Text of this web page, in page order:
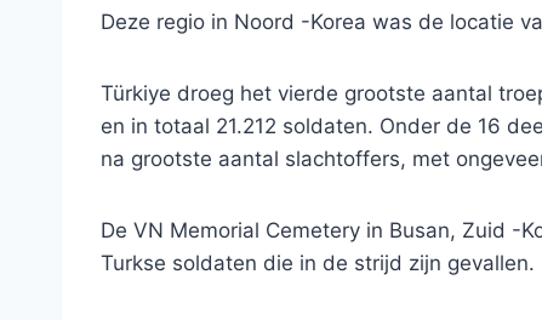
Deze regio in Noord -Korea was de locatie
Türkiye droeg het vierde grootste aantal
en in totaal 21.212 soldaten. Onder de 16
na grootste aantal slachtoffers, met
De VN Memorial Cemetery in Busan, Zuid -
Turkse soldaten die in de strijd zijn gevallen.